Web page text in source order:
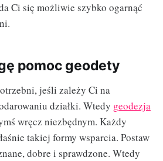
Ci się możliwie szybko ogarnąć
pomoc geodety
jeśli zależy Ci na
działki. Wtedy geodezja
wręcz niezbędnym. Każdy
takiej formy wsparcia. Postaw
dobre i sprawdzone. Wtedy